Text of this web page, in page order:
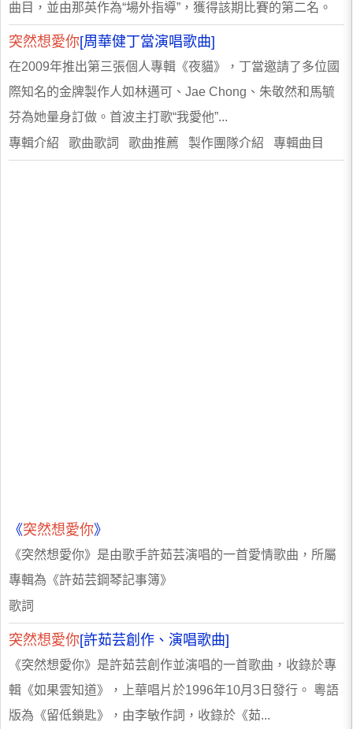
曲目，並由那英作為“場外指導”，獲得該期比賽的第二名。
突然想愛你[周華健丁當演唱歌曲]
在2009年推出第三張個人專輯《夜貓》，丁當邀請了多位國
際知名的金牌製作人如林邁可、Jae Chong、朱敬然和馬毓
芬為她量身訂做。首波主打歌“我愛他”...
專輯介紹 歌曲歌詞 歌曲推薦 製作團隊介紹 專輯曲目
《突然想愛你》
《突然想愛你》是由歌手許茹芸演唱的一首愛情歌曲，所屬
專輯為《許茹芸鋼琴記事簿》
歌詞
突然想愛你[許茹芸創作、演唱歌曲]
《突然想愛你》是許茹芸創作並演唱的一首歌曲，收錄於專
輯《如果雲知道》，上華唱片於1996年10月3日發行。 粵語
版為《留低鎖匙》，由李敏作詞，收錄於《茹...